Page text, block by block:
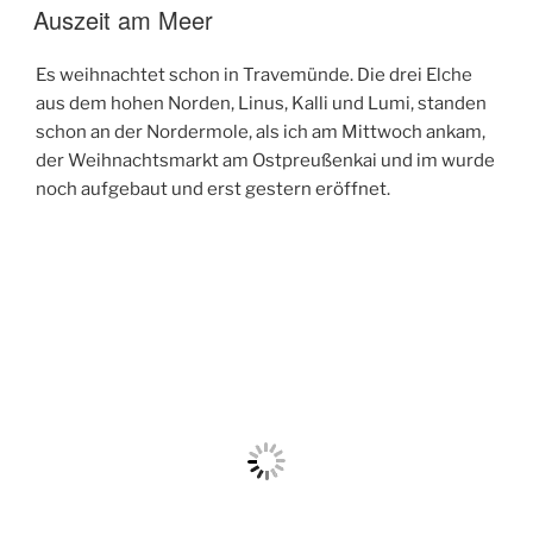
AM
Auszeit am Meer
Es weihnachtet schon in Travemünde. Die drei Elche
aus dem hohen Norden, Linus, Kalli und Lumi, standen
schon an der Nordermole, als ich am Mittwoch ankam,
der Weihnachtsmarkt am Ostpreußenkai und im wurde
noch aufgebaut und erst gestern eröffnet.